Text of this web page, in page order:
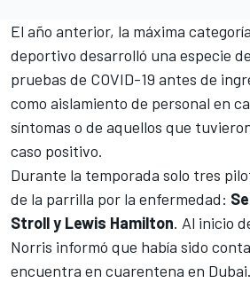
El año anterior, la máxima
deportivo desarrolló una especie
pruebas de COVID-19 antes de
como aislamiento de personal en
síntomas o de aquellos que
caso positivo.
Durante la temporada solo tres
de la parrilla por la enfermedad:
Stroll y Lewis Hamilton. Al inicio
Norris informó que había sido
encuentra en cuarentena en Dubai.